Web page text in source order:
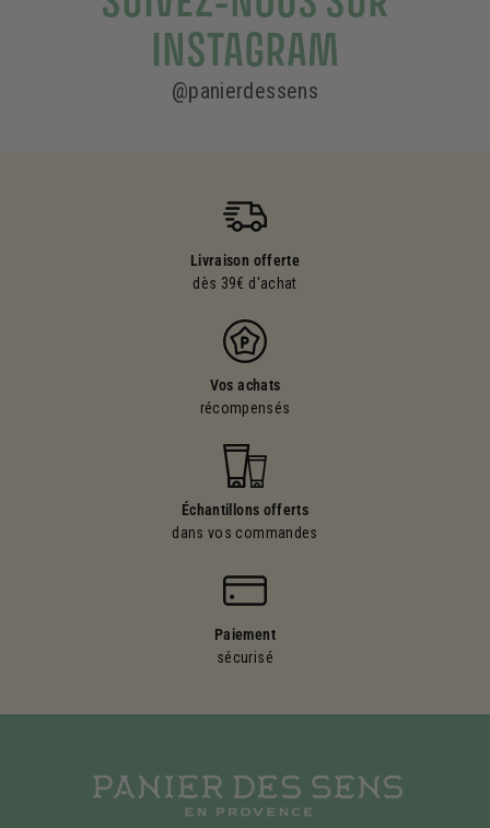
INSTAGRAM
@panierdessens
Livraison offerte
dès 39€ d'achat
Vos achats
récompensés
Échantillons offerts
dans vos commandes
Paiement
sécurisé